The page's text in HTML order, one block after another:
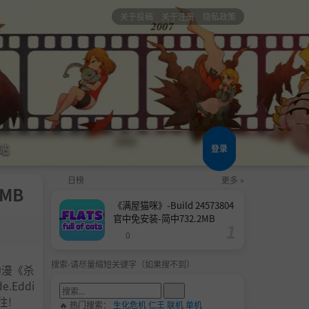
关于投稿 关于注册 隐私政策
登录
《杀
!
日榜 更多 »
《满屋猫咪》-Build 24573804
官中免安装-简中732.2MB
0
搜索-请尽量缩短关键字（如果搜不到）
🔥 热门搜索： 生化危机仁王 联机单机